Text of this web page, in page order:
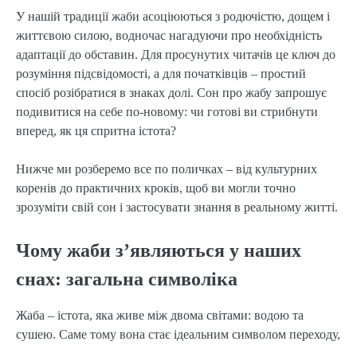
У нашій традиції жаби асоціюються з родючістю, дощем і
життєвою силою, водночас нагадуючи про необхідність
адаптації до обставин. Для просунутих читачів це ключ до
розуміння підсвідомості, а для початківців – простий
спосіб розібратися в знаках долі. Сон про жабу запрошує
подивитися на себе по-новому: чи готові ви стрибнути
вперед, як ця спритна істота?
Нижче ми розберемо все по поличках – від культурних
коренів до практичних кроків, щоб ви могли точно
зрозуміти свій сон і застосувати знання в реальному житті.
Чому жаби з’являються у наших
снах: загальна символіка
Жаба – істота, яка живе між двома світами: водою та
сушею. Саме тому вона стає ідеальним символом переходу,